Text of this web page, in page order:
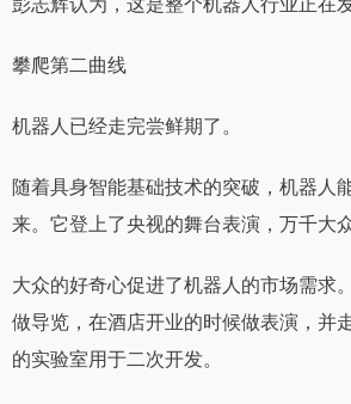
攀爬第二曲线
机器人已经走完尝鲜期了。
随着具身智能基础技术的突破，机器人
来。它登上了央视的舞台表演，万千大
大众的好奇心促进了机器人的市场需求
做导览，在酒店开业的时候做表演，并
的实验室用于二次开发。